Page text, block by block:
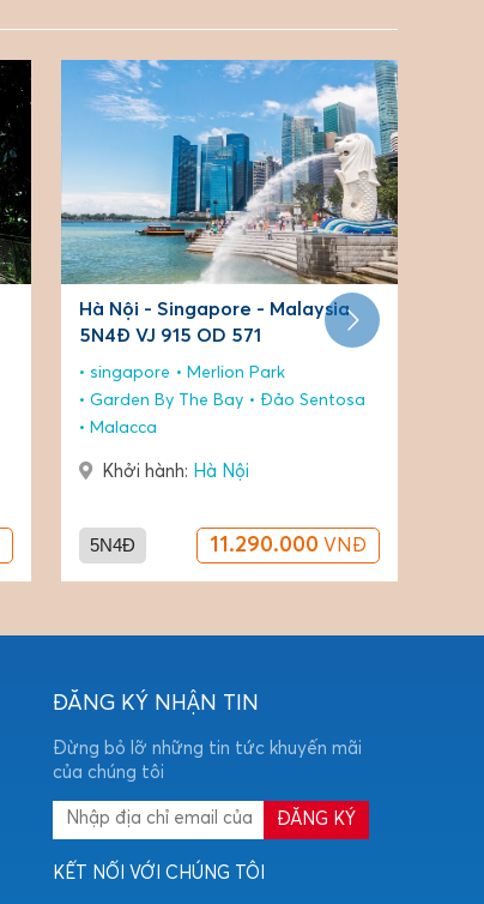
Hà Nội - Malaysia - Singapore
5N4Đ VNA
Malaysia Malacca
Kuala Lumpur
Tháp Đôi Petronas
Cao Nguyên Genting
Khởi hành: Hà Nội
5N4Đ 12.290.000 VNĐ
ĐĂNG KÝ NHẬN TIN
Đừng bỏ lỡ những tin tức khuyến mãi
của chúng tôi
KẾT NỐI VỚI CHÚNG TÔI